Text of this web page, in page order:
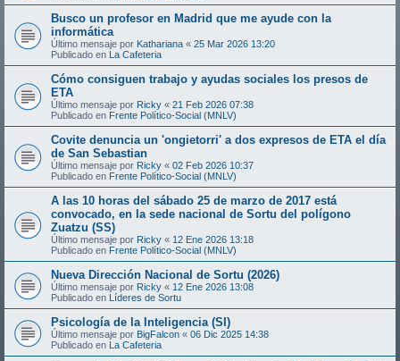
Busco un profesor en Madrid que me ayude con la
informática
Último mensaje por Kathariana « 25 Mar 2026 13:20
Publicado en La Cafeteria
Cómo consiguen trabajo y ayudas sociales los presos de
ETA
Último mensaje por Ricky « 21 Feb 2026 07:38
Publicado en Frente Político-Social (MNLV)
Covite denuncia un 'ongietorri' a dos expresos de ETA el día
de San Sebastian
Último mensaje por Ricky « 02 Feb 2026 10:37
Publicado en Frente Político-Social (MNLV)
A las 10 horas del sábado 25 de marzo de 2017 está
convocado, en la sede nacional de Sortu del polígono
Zuatzu (SS)
Último mensaje por Ricky « 12 Ene 2026 13:18
Publicado en Frente Político-Social (MNLV)
Nueva Dirección Nacional de Sortu (2026)
Último mensaje por Ricky « 12 Ene 2026 13:08
Publicado en Líderes de Sortu
Psicología de la Inteligencia (SI)
Último mensaje por BigFalcon « 06 Dic 2025 14:38
Publicado en La Cafeteria